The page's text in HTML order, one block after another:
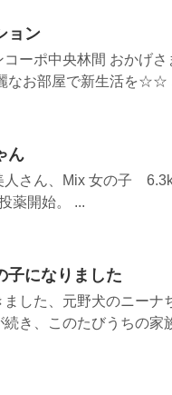
ョン
ーポ中央林間 おかげさ
なお部屋で新生活を☆☆
ん
人さん、Mix 女の子
薬開始。 ...
子になりました
した、元野犬のニーナ
き、このたびうちの家